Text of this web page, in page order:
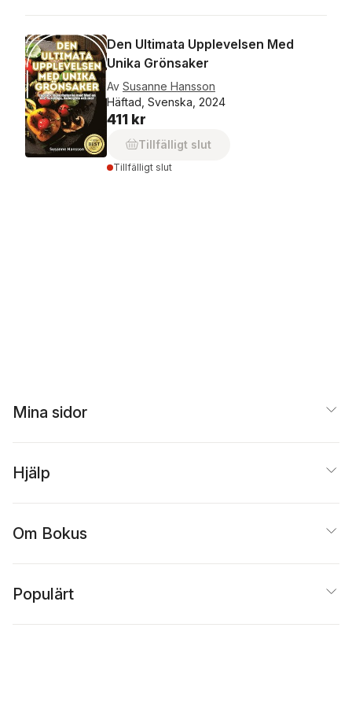
Den Ultimata Upplevelsen Med
Unika Grönsaker
Av Susanne Hansson
Häftad, Svenska, 2024
411 kr
Tillfälligt slut
Tillfälligt slut
Mina sidor
Hjälp
Om Bokus
Populärt